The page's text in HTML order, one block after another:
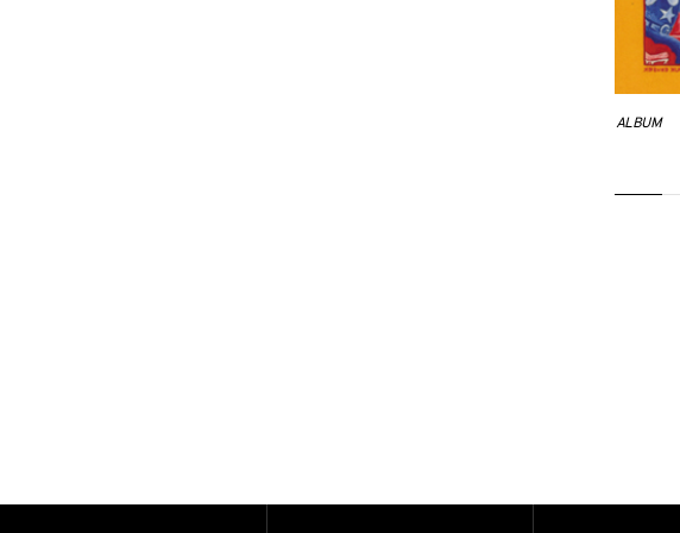
ALBUM